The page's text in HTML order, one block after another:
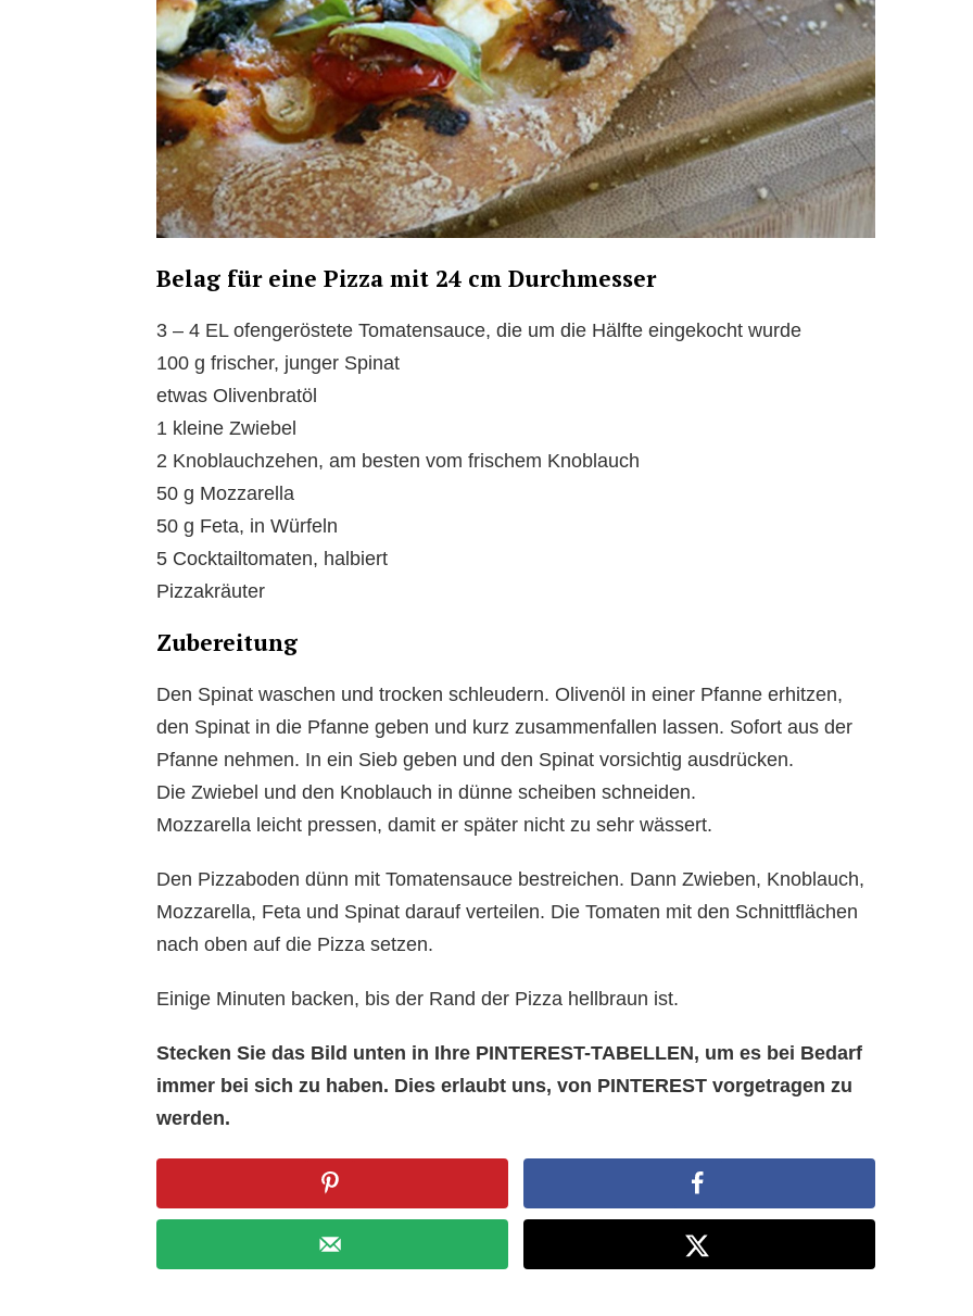
Belag für eine Pizza mit 24 cm Durchmesser
3 – 4 EL ofengeröstete Tomatensauce, die um die Hälfte eingekocht wurde
100 g frischer, junger Spinat
etwas Olivenbratöl
1 kleine Zwiebel
2 Knoblauchzehen, am besten vom frischem Knoblauch
50 g Mozzarella
50 g Feta, in Würfeln
5 Cocktailtomaten, halbiert
Pizzakräuter
Zubereitung
Den Spinat waschen und trocken schleudern. Olivenöl in einer Pfanne erhitzen,
den Spinat in die Pfanne geben und kurz zusammenfallen lassen. Sofort aus der
Pfanne nehmen. In ein Sieb geben und den Spinat vorsichtig ausdrücken.
Die Zwiebel und den Knoblauch in dünne scheiben schneiden.
Mozzarella leicht pressen, damit er später nicht zu sehr wässert.
Den Pizzaboden dünn mit Tomatensauce bestreichen. Dann Zwieben, Knoblauch,
Mozzarella, Feta und Spinat darauf verteilen. Die Tomaten mit den Schnittflächen
nach oben auf die Pizza setzen.
Einige Minuten backen, bis der Rand der Pizza hellbraun ist.
Stecken Sie das Bild unten in Ihre PINTEREST-TABELLEN, um es bei Bedarf
immer bei sich zu haben. Dies erlaubt uns, von PINTEREST vorgetragen zu
werden.